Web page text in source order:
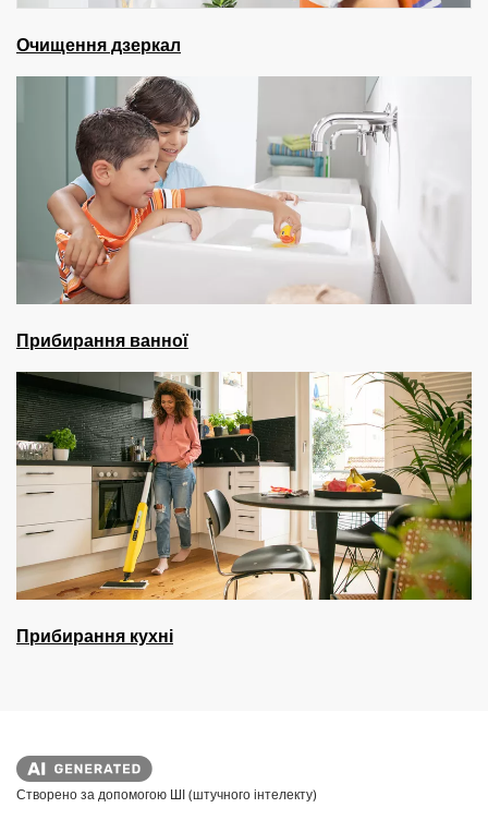
Очищення дзеркал
Прибирання ванної
Прибирання кухні
Створено за допомогою ШІ (штучного інтелекту)